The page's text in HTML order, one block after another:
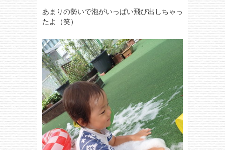
あまりの勢いで泡がいっぱい飛び出しちゃっ
たよ（笑）